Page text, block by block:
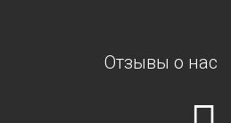
Отзывы о нас